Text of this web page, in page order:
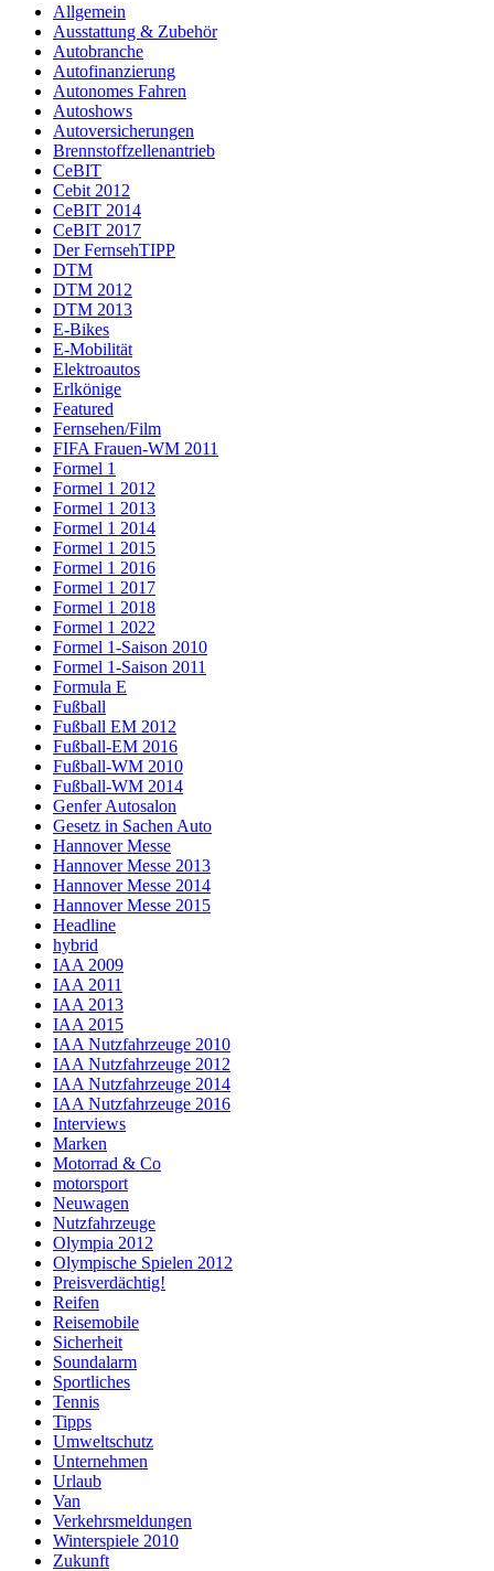
Allgemein
Ausstattung & Zubehör
Autobranche
Autofinanzierung
Autonomes Fahren
Autoshows
Autoversicherungen
Brennstoffzellenantrieb
CeBIT
Cebit 2012
CeBIT 2014
CeBIT 2017
Der FernsehTIPP
DTM
DTM 2012
DTM 2013
E-Bikes
E-Mobilität
Elektroautos
Erlkönige
Featured
Fernsehen/Film
FIFA Frauen-WM 2011
Formel 1
Formel 1 2012
Formel 1 2013
Formel 1 2014
Formel 1 2015
Formel 1 2016
Formel 1 2017
Formel 1 2018
Formel 1 2022
Formel 1-Saison 2010
Formel 1-Saison 2011
Formula E
Fußball
Fußball EM 2012
Fußball-EM 2016
Fußball-WM 2010
Fußball-WM 2014
Genfer Autosalon
Gesetz in Sachen Auto
Hannover Messe
Hannover Messe 2013
Hannover Messe 2014
Hannover Messe 2015
Headline
hybrid
IAA 2009
IAA 2011
IAA 2013
IAA 2015
IAA Nutzfahrzeuge 2010
IAA Nutzfahrzeuge 2012
IAA Nutzfahrzeuge 2014
IAA Nutzfahrzeuge 2016
Interviews
Marken
Motorrad & Co
motorsport
Neuwagen
Nutzfahrzeuge
Olympia 2012
Olympische Spielen 2012
Preisverdächtig!
Reifen
Reisemobile
Sicherheit
Soundalarm
Sportliches
Tennis
Tipps
Umweltschutz
Unternehmen
Urlaub
Van
Verkehrsmeldungen
Winterspiele 2010
Zukunft